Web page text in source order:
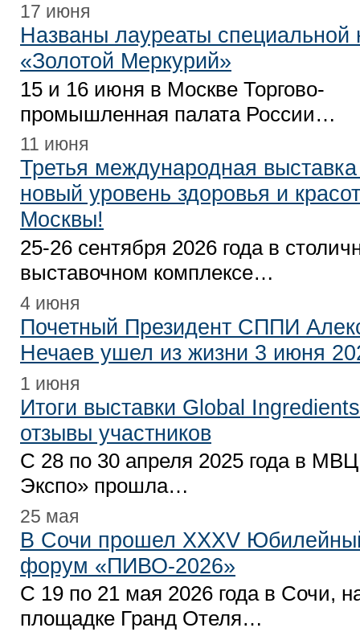
17 июня
Названы лауреаты
«Золотой Меркурий»
15 и 16 июня в Москве Торгово-
промышленная палата России…
11 июня
Третья международная
новый уровень здоровья и
Москвы!
25-26 сентября 2026 года в
выставочном комплексе…
4 июня
Почетный Президент СППИ
Нечаев ушел из жизни 3 июня
1 июня
Итоги выставки Global
отзывы участников
С 28 по 30 апреля 2025 года в МВЦ
Экспо» прошла…
25 мая
В Сочи прошел XXXV
форум «ПИВО-2026»
С 19 по 21 мая 2026 года в Сочи,
площадке Гранд Отеля…